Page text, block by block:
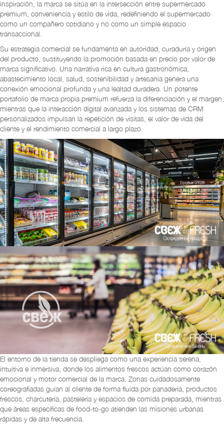
inspiración, la marca se sitúa en la intersección entre supermercado
premium, conveniencia y estilo de vida, redefiniendo el supermercado
como un compañero cotidiano y no como un simple espacio
transaccional.
Su estrategia comercial se fundamenta en autoridad, curaduría y origen
del producto, sustituyendo la promoción basada en precio por valor de
marca significativo. Una narrativa rica en cultura gastronómica,
abastecimiento local, salud, sostenibilidad y artesanía genera una
conexión emocional profunda y una lealtad duradera. Un potente
portafolio de marca propia premium refuerza la diferenciación y el margen,
mientras que la interacción digital avanzada y los sistemas de CRM
personalizados impulsan la repetición de visitas, el valor de vida del
cliente y el rendimiento comercial a largo plazo.
El entorno de la tienda se despliega como una experiencia serena,
intuitiva e inmersiva, donde los alimentos frescos actúan como corazón
emocional y motor comercial de la marca. Zonas cuidadosamente
coreografiadas guían al cliente de forma fluida por panadería, productos
frescos, charcutería, pastelería y espacios de comida preparada, mientras
que áreas específicas de food-to-go atienden las misiones urbanas
rápidas y de alta frecuencia.